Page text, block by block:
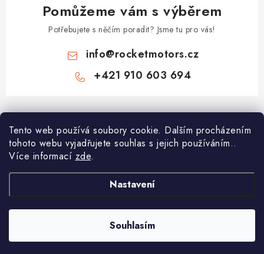
Tento web používá soubory cookie. Dalším procházením
tohoto webu vyjadřujete souhlas s jejich používáním..
Více informací zde.
Nastavení
Souhlasím
Pomůžeme vám s výběrem
Potřebujete s něčím poradit? Jsme tu pro vás!
info@rocketmotors.cz
+421 910 603 694
Z
á
Najdete nás
Informace pro vás
Dětské čtyřkolky
ROCKETMOTORS.cz. Všechna práva vyhrazena.